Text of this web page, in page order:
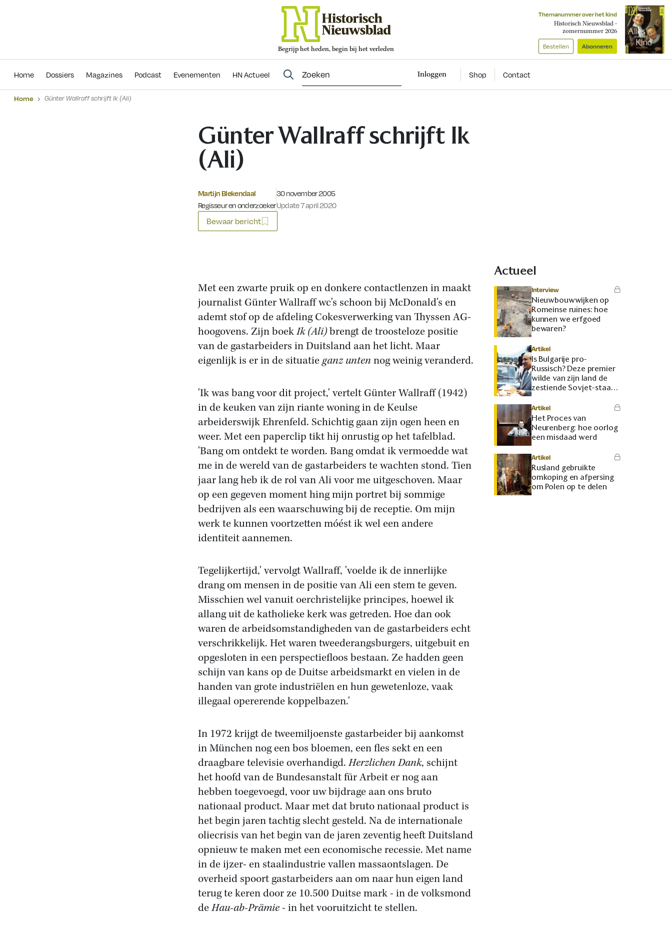
Begrijp het heden, begin bij het verleden
Themanummer over het kind
Historisch Nieuwsblad -
zomernummer 2026
Bestellen Abonneren
Home Dossiers Magazines Podcast Evenementen HN Actueel Inloggen Shop Contact
Evenementen
Home Günter Wallraff schrijft Ik (Ali)
Günter Wallraff schrijft Ik
(Ali)
Martijn Blekendaal
Regisseur en onderzoeker
Gepubliceerd op:
30 november 2005
Update 7 april 2020
Bewaar bericht
Met een zwarte pruik op en donkere contactlenzen in maakt
journalist Günter Wallraff wc's schoon bij McDonald's en
ademt stof op de afdeling Cokesverwerking van Thyssen AG-
hoogovens. Zijn boekIk (Ali)brengt de troosteloze positie
van de gastarbeiders in Duitsland aan het licht. Maar
eigenlijk is er in de situatieganz untennog weinig veranderd.
'Ik was bang voor dit project,' vertelt Günter Wallraff (1942)
in de keuken van zijn riante woning in de Keulse
arbeiderswijk Ehrenfeld. Schichtig gaan zijn ogen heen en
weer. Met een paperclip tikt hij onrustig op het tafelblad.
'Bang om ontdekt te worden. Bang omdat ik vermoedde wat
me in de wereld van de gastarbeiders te wachten stond. Tien
jaar lang heb ik de rol van Ali voor me uitgeschoven. Maar
op een gegeven moment hing mijn portret bij sommige
bedrijven als een waarschuwing bij de receptie. Om mijn
werk te kunnen voortzetten móést ik wel een andere
identiteit aannemen.
Tegelijkertijd,' vervolgt Wallraff, 'voelde ik de innerlijke
drang om mensen in de positie van Ali een stem te geven.
Misschien wel vanuit oerchristelijke principes, hoewel ik
allang uit de katholieke kerk was getreden. Hoe dan ook
waren de arbeidsomstandigheden van de gastarbeiders echt
verschrikkelijk. Het waren tweederangsburgers, uitgebuit en
opgesloten in een perspectiefloos bestaan. Ze hadden geen
schijn van kans op de Duitse arbeidsmarkt en vielen in de
handen van grote industriëlen en hun gewetenloze, vaak
illegaal opererende koppelbazen.'
In 1972 krijgt de tweemiljoenste gastarbeider bij aankomst
in München nog een bos bloemen, een fles sekt en een
draagbare televisie overhandigd.Herzlichen Dank, schijnt
het hoofd van de Bundesanstalt für Arbeit er nog aan
hebben toegevoegd, voor uw bijdrage aan ons bruto
nationaal product. Maar met dat bruto nationaal product is
het begin jaren tachtig slecht gesteld. Na de internationale
oliecrisis van het begin van de jaren zeventig heeft Duitsland
opnieuw te maken met een economische recessie. Met name
in de ijzer- en staalindustrie vallen massaontslagen. De
overheid spoort gastarbeiders aan om naar hun eigen land
terug te keren door ze 10.500 Duitse mark - in de volksmond
deHau-ab-Prämie- in het vooruitzicht te stellen.
Actueel
Interview
Nieuwbouwwijken op
Romeinse ruïnes: hoe
kunnen we erfgoed
bewaren?
Artikel
Is Bulgarije pro-
Russisch? Deze premier
wilde van zijn land de
zestiende Sovjet-staat
maken
Artikel
Het Proces van
Neurenberg: hoe oorlog
een misdaad werd
Artikel
Rusland gebruikte
omkoping en afpersing
om Polen op te delen